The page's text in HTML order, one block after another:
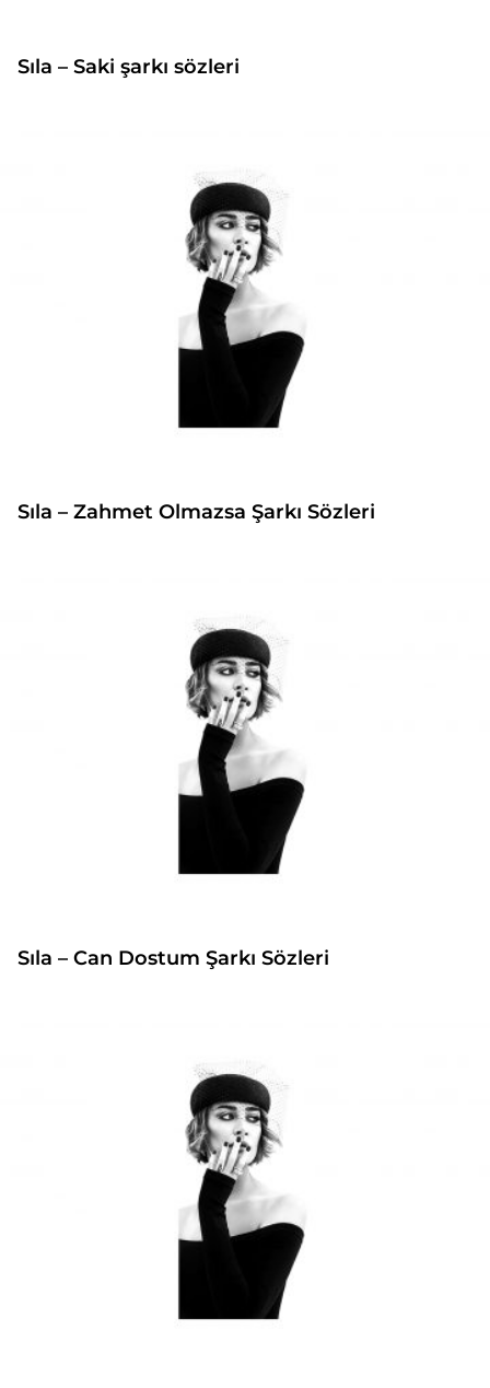
Sıla – Saki şarkı sözleri
Sıla – Zahmet Olmazsa Şarkı Sözleri
Sıla – Can Dostum Şarkı Sözleri